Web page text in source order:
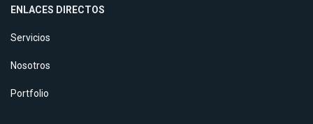
ENLACES DIRECTOS
Servicios
Nosotros
Portfolio